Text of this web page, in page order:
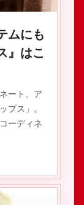
ムにも
』はこ
ート、ア
プス」。
ーディネ